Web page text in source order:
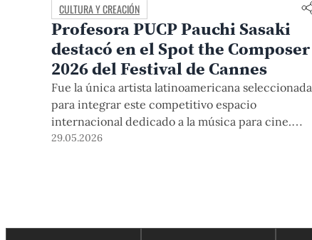
CULTURA Y CREACIÓN
Profesora PUCP Pauchi Sasaki
destacó en el Spot the Composer
2026 del Festival de Cannes
Fue la única artista latinoamericana seleccionada
para integrar este competitivo espacio
internacional dedicado a la música para cine.
Conoce más sobre su experiencia en Francia, la
29.05.2026